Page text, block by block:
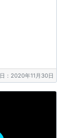
：2020年11月30日